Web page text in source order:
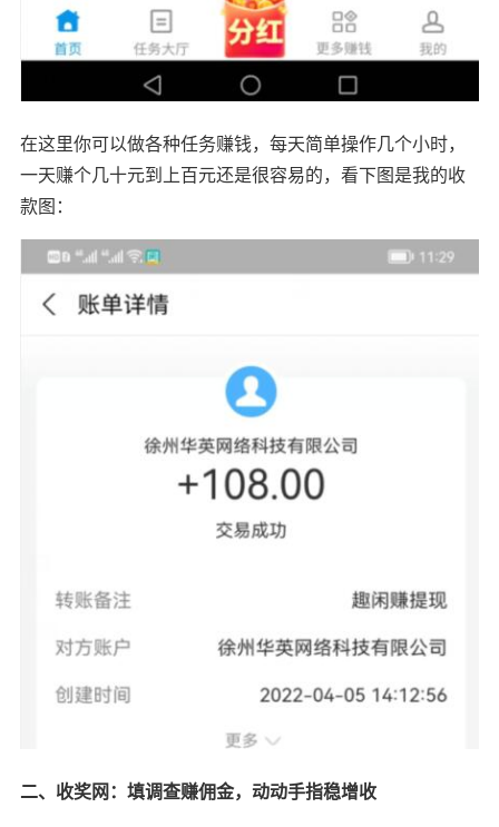
在这里你可以做各种任务赚钱，每天简单操作几个小时，
一天赚个几十元到上百元还是很容易的，看下图是我的收
款图：
二、收奖网：填调查赚佣金，动动手指稳增收